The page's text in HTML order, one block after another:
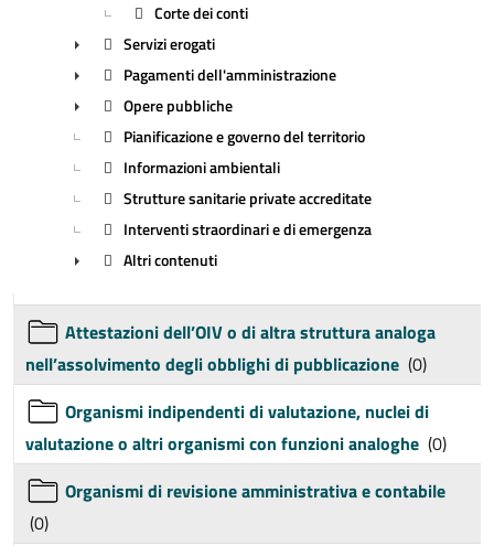
Corte dei conti
►
Servizi erogati
►
Pagamenti dell'amministrazione
►
Opere pubbliche
Pianificazione e governo del territorio
Informazioni ambientali
Strutture sanitarie private accreditate
Interventi straordinari e di emergenza
Altri contenuti
Attestazioni dell’OIV o di altra struttura analoga
nell’assolvimento degli obblighi di pubblicazione (0)
Organismi indipendenti di valutazione, nuclei di
valutazione o altri organismi con funzioni analoghe (0)
Organismi di revisione amministrativa e contabile
(0)